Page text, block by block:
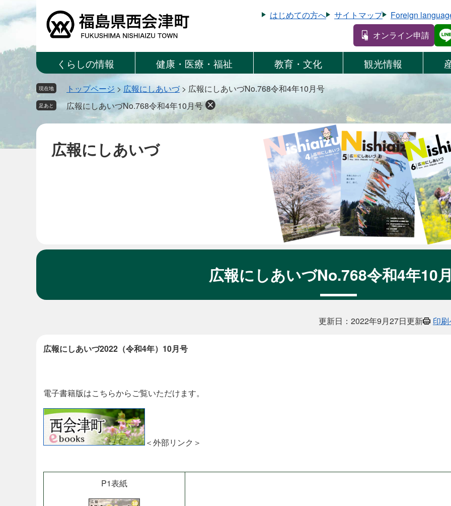
ー
ジ
先
す。
ニ
ュ
を
し
へ
はじめての方へ サイトマップ
Foreign
オンライン申請
くらしの情報 健康・医療・福祉 教育・文化 観光情報
現在地 トップページ > 広報にしあいづ > 広報にしあいづNo.768令和4年10月号
足あと 広報にしあいづNo.768令和4年10月号
広報にしあいづ
広報にしあいづNo.768令和4年10
更新日：2022年9月27日更新 印
広報にしあいづ2022（令和4年）10月号
電子書籍版はこちらからご覧いただけます。
＜外部リンク＞
P1表紙